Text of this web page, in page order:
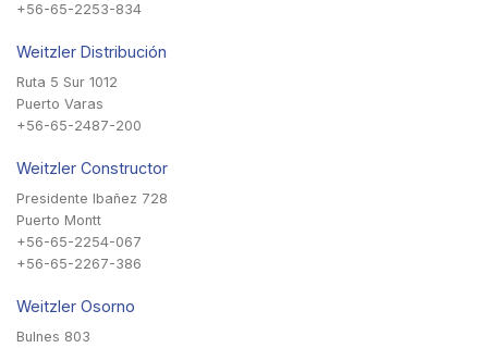
+56-65-2253-834
Weitzler Distribución
Ruta 5 Sur 1012
Puerto Varas
+56-65-2487-200
Weitzler Constructor
Presidente Ibañez 728
Puerto Montt
+56-65-2254-067
+56-65-2267-386
Weitzler Osorno
Bulnes 803